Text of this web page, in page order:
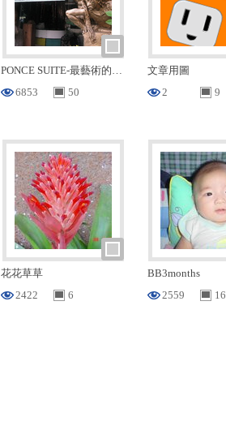
PONCE SUITE-最藝術的酒店
6853
50
文章用圖
2
9
花花草草
2422
6
BB3months
2559
16